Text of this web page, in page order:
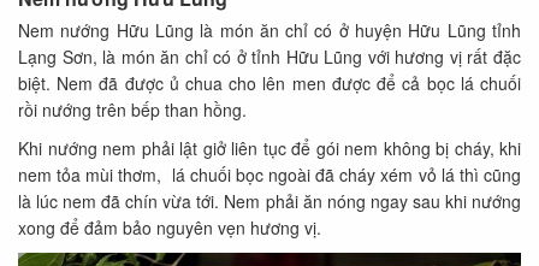
Nem nướng Hữu Lũng là món ăn chỉ có ở huyện Hữu Lũng tỉnh
Lạng Sơn, là món ăn chỉ có ở tỉnh Hữu Lũng với hương vị rất đặc
biệt. Nem đã được ủ chua cho lên men được để cả bọc lá chuối
rồi nướng trên bếp than hồng.
Khi nướng nem phải lật giở liên tục để gói nem không bị cháy, khi
nem tỏa mùi thơm, lá chuối bọc ngoài đã cháy xém vỏ lá thì cũng
là lúc nem đã chín vừa tới. Nem phải ăn nóng ngay sau khi nướng
xong để đảm bảo nguyên vẹn hương vị.